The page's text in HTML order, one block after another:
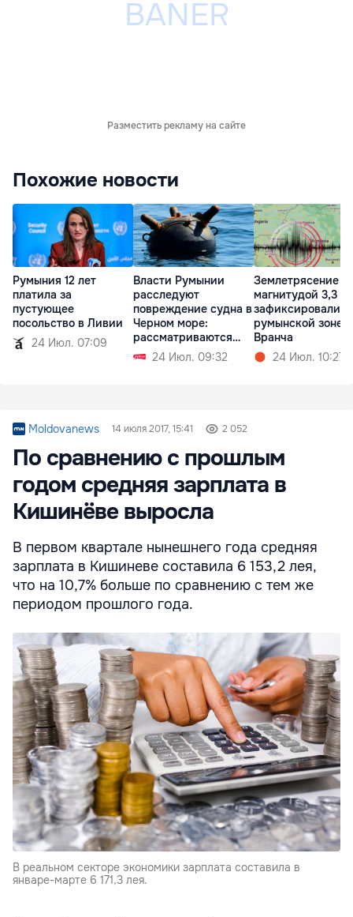
Разместить рекламу на сайте
Похожие новости
Румыния 12 лет
платила за
пустующее
посольство в Ливии
24 Июл. 07:09
Власти Румынии
расследуют
повреждение судна в
Черном море:
рассматриваются
две версии
24 Июл. 09:32
Землетрясение
магнитудой 3,3
зафиксировали в
румынской зоне
Вранча
24 Июл. 10:27
Moldovanews 14 июля 2017, 15:41 2 052
По сравнению с прошлым
годом средняя зарплата в
Кишинёве выросла
В первом квартале нынешнего года средняя
зарплата в Кишиневе составила 6 153,2 лея,
что на 10,7% больше по сравнению с тем же
периодом прошлого года.
В реальном секторе экономики зарплата составила в
январе-марте 6 171,3 лея.